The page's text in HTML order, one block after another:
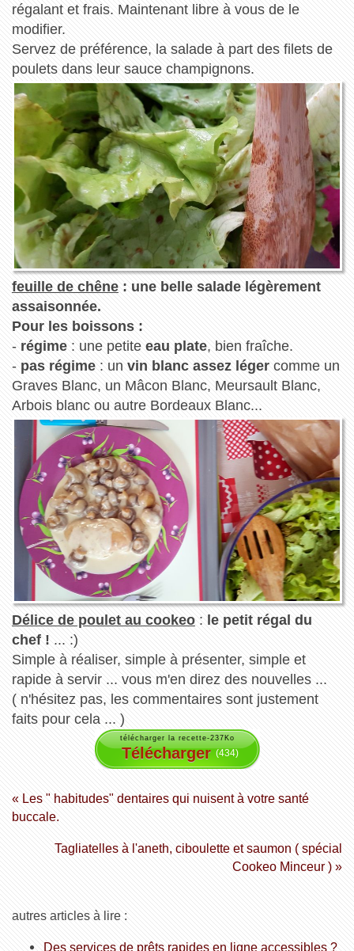
régalant et frais. Maintenant libre à vous de le
modifier.
Servez de préférence, la salade à part des filets de
poulets dans leur sauce champignons.
feuille de chêne: une belle salade légèrement
assaisonnée.
Pour les boissons :
- régime: une petite eau plate, bien fraîche.
- pas régime: un vin blanc assez légercomme un
Graves Blanc, un Mâcon Blanc, Meursault Blanc,
Arbois blanc ou autre Bordeaux Blanc...
Délice de poulet au cookeo: le petit régal du
chef ! ... :)
Simple à réaliser, simple à présenter, simple et
rapide à servir ... vous m'en direz des nouvelles ...
( n'hésitez pas, les commentaires sont justement
faits pour cela ... )
télécharger la recette-237Ko
Télécharger (434)
« Les " habitudes" dentaires qui nuisent à votre santé
buccale.
Tagliatelles à l'aneth, ciboulette et saumon ( spécial
Cookeo Minceur ) »
autres articles à lire :
Des services de prêts rapides en ligne accessibles ?